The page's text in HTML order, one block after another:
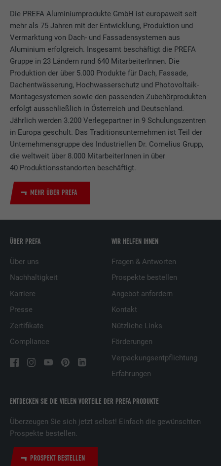
Die PREFA Aluminiumprodukte GmbH ist europaweit seit
mehr als 75 Jahren mit der Entwicklung, Produktion und
Vermarktung von Dach- und Fassadensystemen aus
Aluminium erfolgreich. Insgesamt beschäftigt die PREFA
Gruppe in 23 Ländern rund 640 MitarbeiterInnen. Die
Produktion der über 5.000 Produkte für Dach, Fassade,
Dachentwässerung, Hochwasserschutz und Photovoltaik-
Montagesystemen sowie den passenden Zubehörprodukten
erfolgt ausschließlich in Österreich und Deutschland.
Jährlich werden 3.200 Verlegepartner in 9 Schulungszentren
in Europa geschult. Das Traditionsunternehmen ist Teil der
Unternehmensgruppe des Industriellen Dr. Cornelius Grupp,
die weltweit über 8.000 MitarbeiterInnen in über
40 Produktionsstandorten beschäftigt.
MEHR ÜBER PREFA
ENTDECKEN SIE DIE VIELEN VORTEILE DER PREFA PRODUKTE
Überzeugen Sie sich jetzt selbst! Einfach die gewünschten
Prospekte bestellen.
PROSPEKT BESTELLEN
ÜBER PREFA
Über uns
Nachhaltigkeit
Karriere
Presse
Zertifikate
Compliance
WIR HELFEN IHNEN
Fragen & Antworten
Prospekte bestellen
Angebot anfordern
Kontakt
Nützliche Links
Förderungen
Verpackungsentpflichtung
Erfahrungen